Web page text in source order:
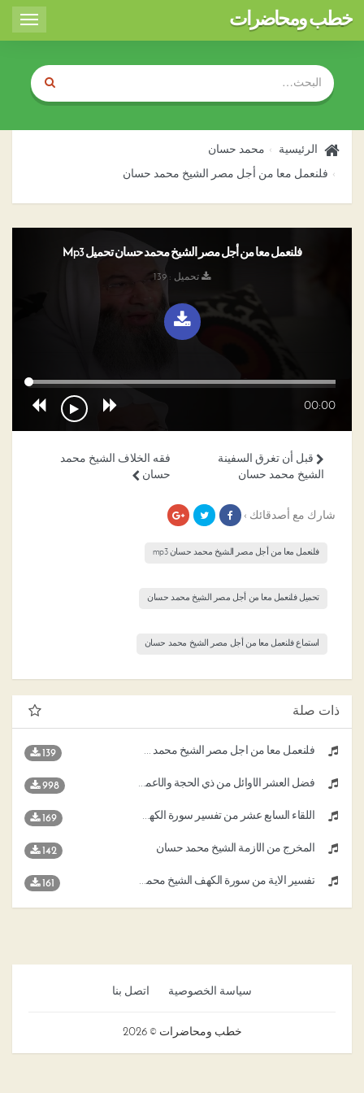
Toggle
خطب ومحاضرات
الرئيسية محمد حسان
فلنعمل معا من أجل مصر الشيخ محمد حسان
فلنعمل معا من أجل مصر الشيخ محمد حسان تحميل Mp3
تحميل : 139
00:00
فقه الخلاف الشيخ محمد
حسان
قبل أن تغرق السفينة
الشيخ محمد حسان
شارك مع أصدقائك ›
فلنعمل معا من أجل مصر الشيخ محمد حسان mp3
تحميل فلنعمل معا من أجل مصر الشيخ محمد حسان
استماع فلنعمل معا من أجل مصر الشيخ محمد حسان
ذات صلة
فلنعمل معا من أجل مصر الشيخ محمد حسان 139
فضل العشر الأوائل من ذي الحجة والأعمال المستحبة فيها الشيخ د محمد حسان 998
اللقاء السابع عشر من تفسير سورة الكهف الشيخ محمد حسان 169
المخرج من الأزمة الشيخ محمد حسان 142
تفسير الاية من سورة الكهف الشيخ محمد حسان 161
سياسة الخصوصية اتصل بنا
خطب ومحاضرات © 2026